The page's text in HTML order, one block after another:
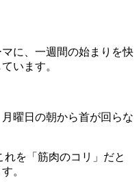
に、一週間の始まりを快
います。
曜日の朝から首が回らな
を「筋肉のコリ」だと
。